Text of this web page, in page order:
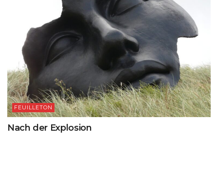
FEUILLETON
Nach der Explosion